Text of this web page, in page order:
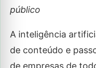
público
A inteligência
de conteúdo e